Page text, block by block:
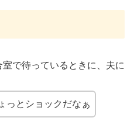
で待っているときに、夫に
っとショックだなぁ